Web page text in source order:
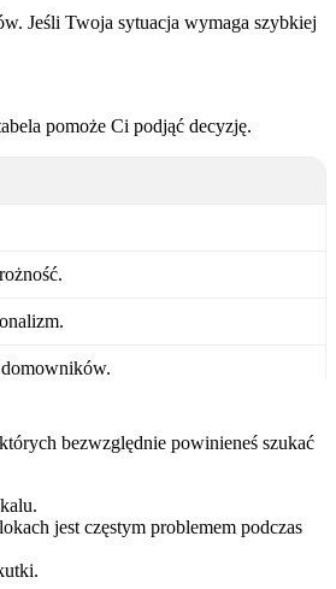
Jeśli Twoja sytuacja wymaga szybkiej
pomoże Ci podjąć decyzję.
bezwzględnie powinieneś szukać
jest częstym problemem podczas